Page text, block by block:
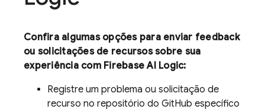
Confira algumas opções para enviar feedback
ou solicitações de recursos sobre sua
experiência com Firebase AI Logic:
Registre um problema ou solicitação de
recurso no repositório do GitHub específico